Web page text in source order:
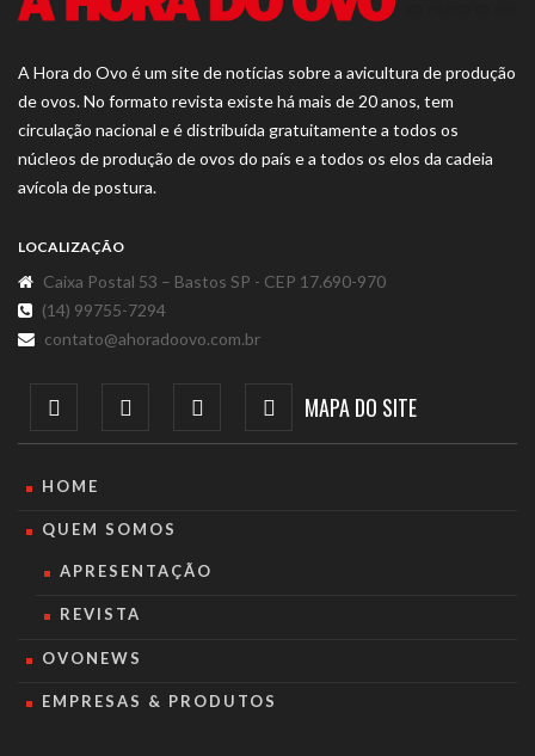
A Hora do Ovo é um site de notícias sobre a avicultura de produção
de ovos. No formato revista existe há mais de 20 anos, tem
circulação nacional e é distribuída gratuitamente a todos os
núcleos de produção de ovos do país e a todos os elos da cadeia
avícola de postura.
LOCALIZAÇÃO
Caixa Postal 53 – Bastos SP - CEP 17.690-970
(14) 99755-7294
contato@ahoradoovo.com.br
MAPA DO SITE
HOME
QUEM SOMOS
APRESENTAÇÃO
REVISTA
OVONEWS
EMPRESAS & PRODUTOS